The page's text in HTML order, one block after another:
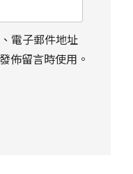
電子郵件地址
佈留言時使用。